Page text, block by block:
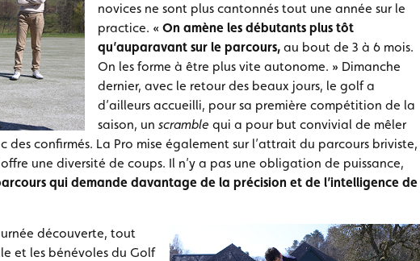
novices ne sont plus cantonnés tout une année sur le
practice. « On amène les débutants plus tôt
qu’auparavant sur le parcours, au bout de 3 à 6 mois.
On les forme à être plus vite autonome. » Dimanche
dernier, avec le retour des beaux jours, le golf a
d’ailleurs accueilli, pour sa première compétition de la
saison, un scramble qui a pour but convivial de mêler
des confirmés. La Pro mise également sur l’attrait du parcours briviste,
une diversité de coups. Il n’y a pas une obligation de puissance,
qui demande davantage de la précision et de l’intelligence de
découverte, tout
et les bénévoles du Golf